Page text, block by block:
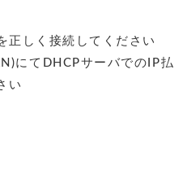
しく接続してください
てDHCPサーバでのIP払
い